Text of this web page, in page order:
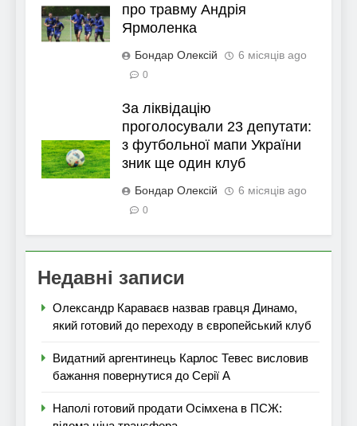
про травму Андрія
Ярмоленка
Бондар Олексій 6 місяців ago
0
За ліквідацію
проголосували 23 депутати:
з футбольної мапи України
зник ще один клуб
Бондар Олексій 6 місяців ago
0
Недавні записи
Олександр Караваєв назвав гравця Динамо,
який готовий до переходу в європейський клуб
Видатний аргентинець Карлос Тевес висловив
бажання повернутися до Серії А
Наполі готовий продати Осімхена в ПСЖ: